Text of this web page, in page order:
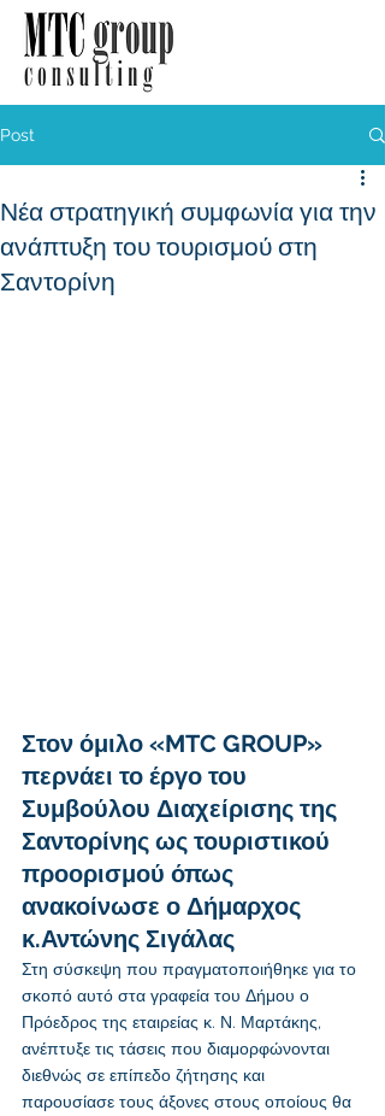
Post
Νέα στρατηγική συμφωνία για την
ανάπτυξη του τουρισμού στη
Σαντορίνη
Στον όμιλο «MTC GROUP»
περνάει το έργο του
Συμβούλου Διαχείρισης της
Σαντορίνης ως τουριστικού
προορισμού όπως
ανακοίνωσε ο Δήμαρχος
κ.Αντώνης Σιγάλας
Στη σύσκεψη που πραγματοποιήθηκε για το
σκοπό αυτό στα γραφεία του Δήμου ο
Πρόεδρος της εταιρείας κ. Ν. Μαρτάκης,
ανέπτυξε τις τάσεις που διαμορφώνονται
διεθνώς σε επίπεδο ζήτησης και
παρουσίασε τους άξονες στους οποίους θα